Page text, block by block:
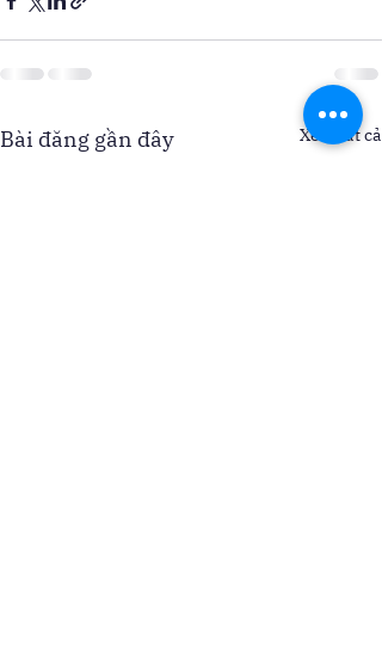
Bài đăng gần đây Xem tất cả